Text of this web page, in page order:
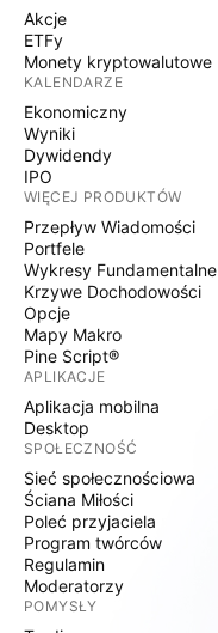
Akcje
ETFy
Monety kryptowalutowe
KALENDARZE
Ekonomiczny
Wyniki
Dywidendy
IPO
WIĘCEJ PRODUKTÓW
Przepływ Wiadomości
Portfele
Wykresy Fundamentalne
Krzywe Dochodowości
Opcje
Mapy Makro
Pine Script®
APLIKACJE
Aplikacja mobilna
Desktop
SPOŁECZNOŚĆ
Sieć społecznościowa
Ściana Miłości
Poleć przyjaciela
Program twórców
Regulamin
Moderatorzy
POMYSŁY